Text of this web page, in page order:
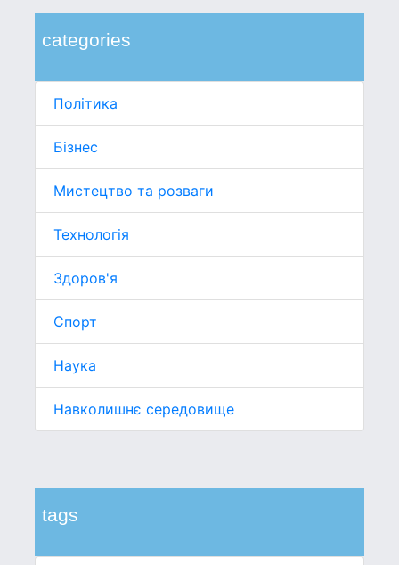
categories
Політика
Бізнес
Мистецтво та розваги
Технологія
Здоров'я
Спорт
Наука
Навколишнє середовище
tags